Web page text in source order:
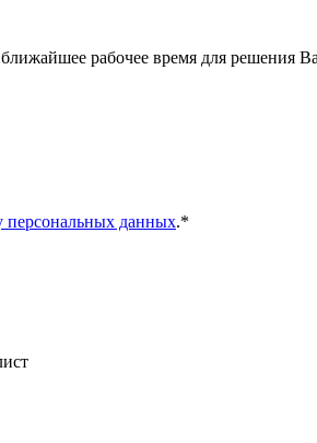
рабочее время для решения
персональных данных.*